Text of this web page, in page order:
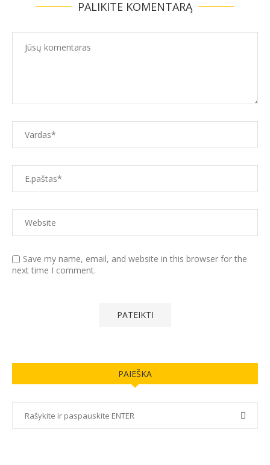
PALIKITE KOMENTARĄ
Save my name, email, and website in this browser for the
next time I comment.
PAIEŠKA